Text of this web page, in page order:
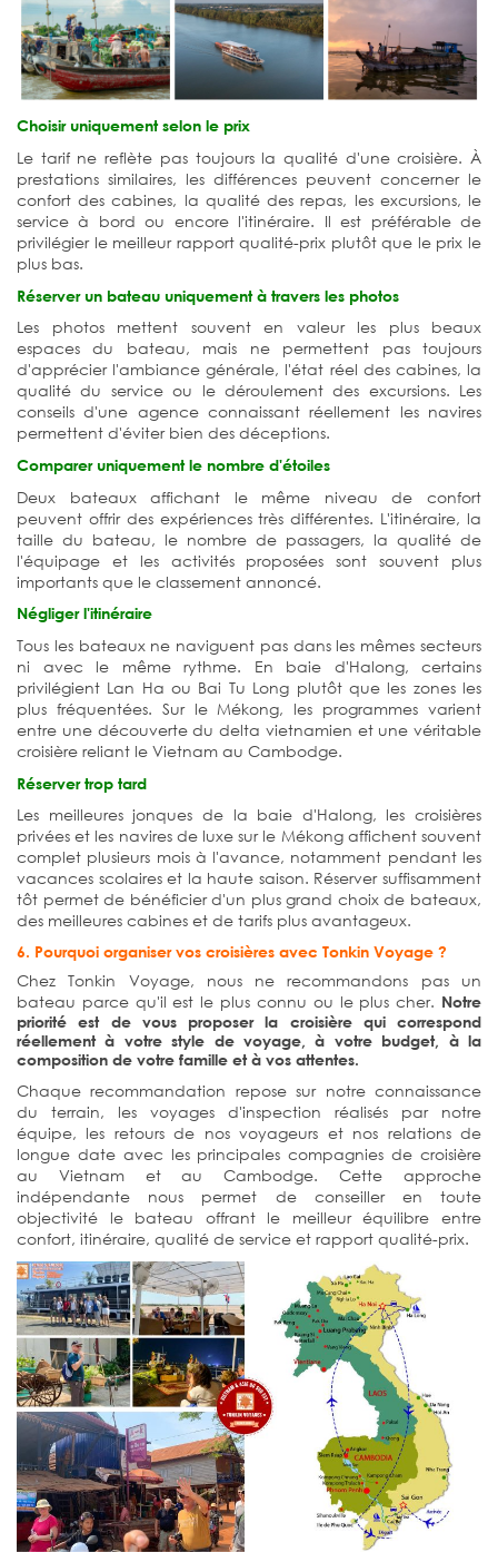
Choisir uniquement selon le prix
Le tarif ne reflète pas toujours la qualité d'une croisière. À
prestations similaires, les différences peuvent concerner le
confort des cabines, la qualité des repas, les excursions, le
service à bord ou encore l'itinéraire. Il est préférable de
privilégier le meilleur rapport qualité-prix plutôt que le prix le
plus bas.
Réserver un bateau uniquement à travers les photos
Les photos mettent souvent en valeur les plus beaux
espaces du bateau, mais ne permettent pas toujours
d'apprécier l'ambiance générale, l'état réel des cabines, la
qualité du service ou le déroulement des excursions. Les
conseils d'une agence connaissant réellement les navires
permettent d'éviter bien des déceptions.
Comparer uniquement le nombre d'étoiles
Deux bateaux affichant le même niveau de confort
peuvent offrir des expériences très différentes. L'itinéraire, la
taille du bateau, le nombre de passagers, la qualité de
l'équipage et les activités proposées sont souvent plus
importants que le classement annoncé.
Négliger l'itinéraire
Tous les bateaux ne naviguent pas dans les mêmes secteurs
ni avec le même rythme. En baie d'Halong, certains
privilégient Lan Ha ou Bai Tu Long plutôt que les zones les
plus fréquentées. Sur le Mékong, les programmes varient
entre une découverte du delta vietnamien et une véritable
croisière reliant le Vietnam au Cambodge.
Réserver trop tard
Les meilleures jonques de la baie d'Halong, les croisières
privées et les navires de luxe sur le Mékong affichent souvent
complet plusieurs mois à l'avance, notamment pendant les
vacances scolaires et la haute saison. Réserver suffisamment
tôt permet de bénéficier d'un plus grand choix de bateaux,
des meilleures cabines et de tarifs plus avantageux.
6. Pourquoi organiser vos croisières avec Tonkin Voyage ?
Chez Tonkin Voyage, nous ne recommandons pas un
bateau parce qu'il est le plus connu ou le plus cher. Notre
priorité est de vous proposer la croisière qui correspond
réellement à votre style de voyage, à votre budget, à la
composition de votre famille et à vos attentes.
Chaque recommandation repose sur notre connaissance
du terrain, les voyages d'inspection réalisés par notre
équipe, les retours de nos voyageurs et nos relations de
longue date avec les principales compagnies de croisière
au Vietnam et au Cambodge. Cette approche
indépendante nous permet de conseiller en toute
objectivité le bateau offrant le meilleur équilibre entre
confort, itinéraire, qualité de service et rapport qualité-prix.